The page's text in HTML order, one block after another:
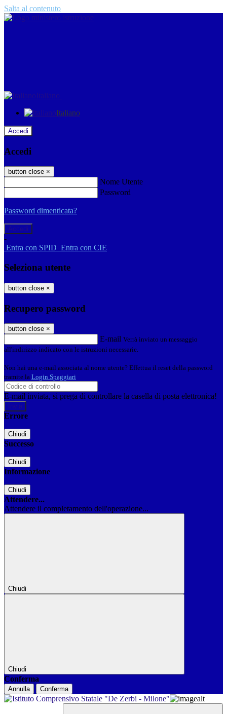
Salta al contenuto
Italiano
Italiano
Accedi
Accedi
button close ×
Nome Utente
Password
Password dimenticata?
-
Entra con SPID Entra con CIE
Seleziona utente
button close ×
Recupero password
button close ×
E-mail Verrà inviato un messaggio
all'indirizzo indicato con le istruzioni necessarie.
Non hai una e-mail associata al nome utente? Effettua il reset della password
tramite la Login Spaggiari
E-mail inviata, si prega di controllare la casella di posta elettronica!
Errore
Chiudi
Successo
Chiudi
Informazione
Chiudi
Attendere...
Attendere il completamento dell'operazione...
Chiudi
Chiudi
Conferma
Annulla Conferma